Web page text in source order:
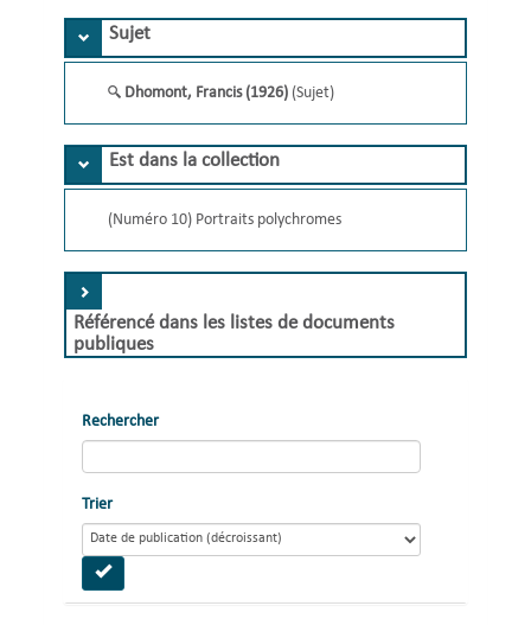
Sujet
Dhomont, Francis (1926) (Sujet)
Est dans la collection
(Numéro 10) Portraits polychromes
Référencé dans les listes de documents
publiques
Rechercher
Trier